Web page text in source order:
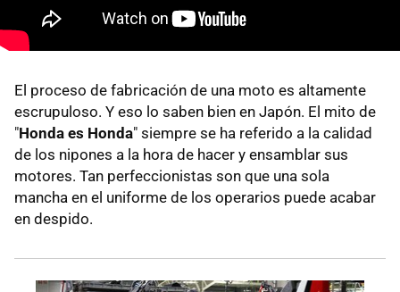
El proceso de fabricación de una moto es altamente
escrupuloso. Y eso lo saben bien en Japón. El mito de
"Honda es Honda" siempre se ha referido a la calidad
de los nipones a la hora de hacer y ensamblar sus
motores. Tan perfeccionistas son que una sola
mancha en el uniforme de los operarios puede acabar
en despido.